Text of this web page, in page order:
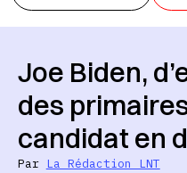
Joe Biden,
des
candidat en
Par La Rédaction LNT